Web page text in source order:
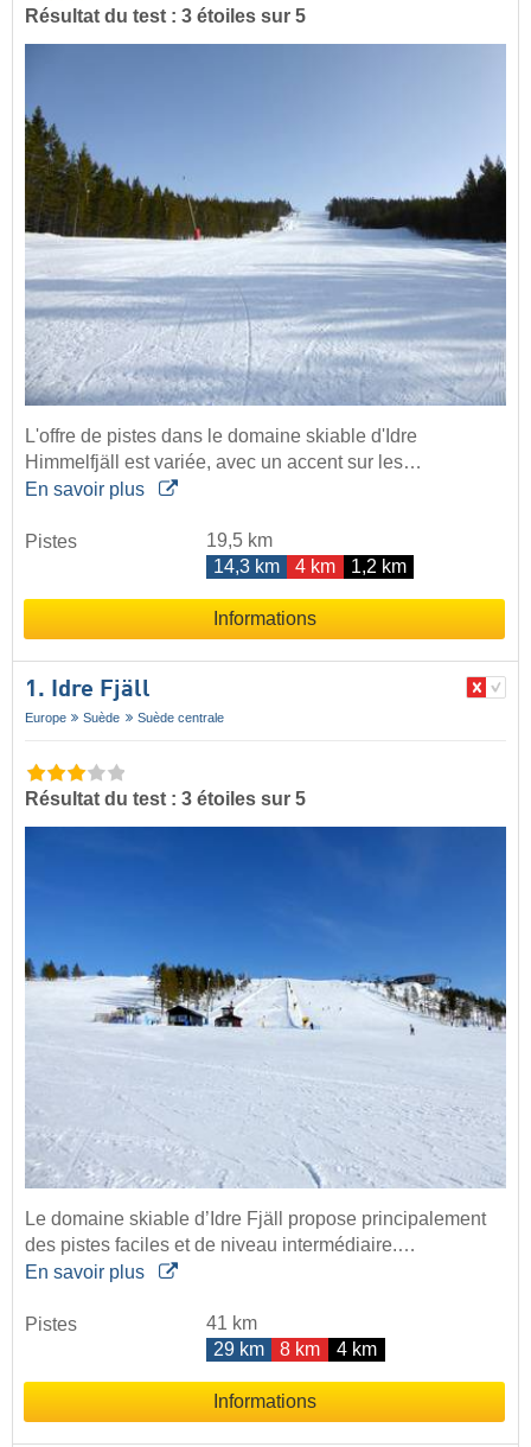
Résultat du test : 3 étoiles sur 5
L'offre de pistes dans le domaine skiable d'Idre
Himmelfjäll est variée, avec un accent sur les…
En savoir plus
Pistes
19,5 km
14,3 km
4 km 1,2 km
Informations
1. Idre Fjäll
Europe Suède Suède centrale
Résultat du test : 3 étoiles sur 5
Le domaine skiable d’Idre Fjäll propose principalement
des pistes faciles et de niveau intermédiaire.…
En savoir plus
Pistes
41 km
29 km
8 km 4 km
Informations